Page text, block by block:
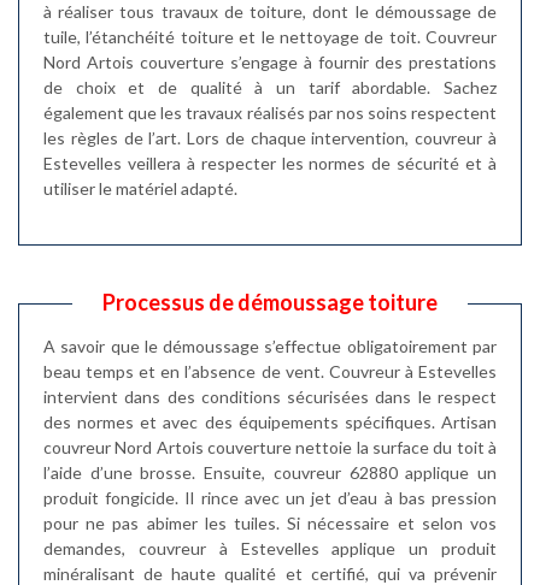
à réaliser tous travaux de toiture, dont le démoussage de
tuile, l’étanchéité toiture et le nettoyage de toit. Couvreur
Nord Artois couverture s’engage à fournir des prestations
de choix et de qualité à un tarif abordable. Sachez
également que les travaux réalisés par nos soins respectent
les règles de l’art. Lors de chaque intervention, couvreur à
Estevelles veillera à respecter les normes de sécurité et à
utiliser le matériel adapté.
Processus de démoussage toiture
A savoir que le démoussage s’effectue obligatoirement par
beau temps et en l’absence de vent. Couvreur à Estevelles
intervient dans des conditions sécurisées dans le respect
des normes et avec des équipements spécifiques. Artisan
couvreur Nord Artois couverture nettoie la surface du toit à
l’aide d’une brosse. Ensuite, couvreur 62880 applique un
produit fongicide. Il rince avec un jet d’eau à bas pression
pour ne pas abimer les tuiles. Si nécessaire et selon vos
demandes, couvreur à Estevelles applique un produit
minéralisant de haute qualité et certifié, qui va prévenir